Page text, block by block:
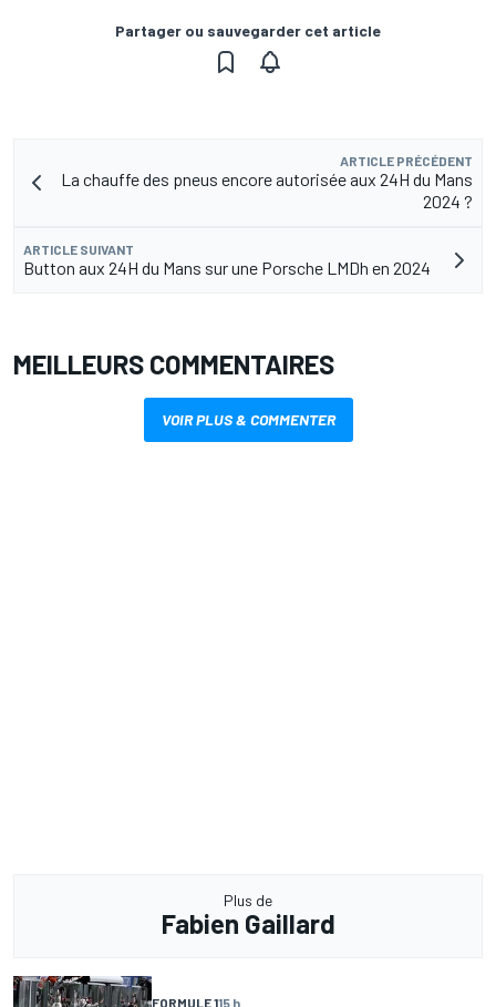
Partager ou sauvegarder cet article
ARTICLE PRÉCÉDENT
La chauffe des pneus encore autorisée aux 24H du Mans
2024 ?
ARTICLE SUIVANT
Button aux 24H du Mans sur une Porsche LMDh en 2024
MEILLEURS COMMENTAIRES
VOIR PLUS & COMMENTER
Plus de
Fabien Gaillard
FORMULE 115 h